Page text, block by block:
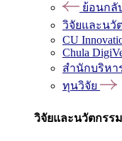
ย้อนกลั
วิจัยและนวั
CU
Chula
สำนักบริหา
ทุนวิจัย
วิจัยและนวัตกรรม